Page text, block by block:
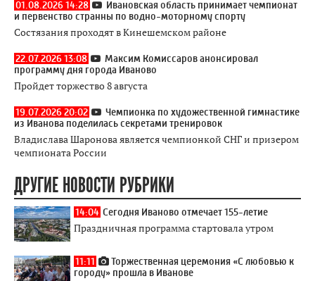
01.08.2026 14:28
Ивановская область принимает чемпионат
и первенство странны по водно-моторному спорту
Состязания проходят в Кинешемском районе
22.07.2026 13:08
Максим Комиссаров анонсировал
программу дня города Иваново
Пройдет торжество 8 августа
19.07.2026 20:02
Чемпионка по художественной гимнастике
из Иванова поделилась секретами тренировок
Владислава Шаронова является чемпионкой СНГ и призером
чемпионата России
ДРУГИЕ НОВОСТИ РУБРИКИ
14:04 Сегодня Иваново отмечает 155-летие
Праздничная программа стартовала утром
11:11
Торжественная церемония «С любовью к
городу» прошла в Иванове